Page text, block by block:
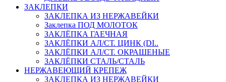
ЗАКЛЕПКИ
ЗАКЛЕПКА ИЗ НЕРЖАВЕЙКИ
Заклепка ПОД МОЛОТОК
ЗАКЛЁПКА ГАЕЧНАЯ
ЗАКЛЁПКИ АЛ/СТ. ЦИНК (DI..
ЗАКЛЁПКИ АЛ/СТ. ОКРАШЕНЫЕ
ЗАКЛЁПКИ СТАЛЬ/СТАЛЬ
НЕРЖАВЕЮЩИЙ КРЕПЕЖ
ЗАКЛЕПКА ИЗ НЕРЖАВЕЙКИ